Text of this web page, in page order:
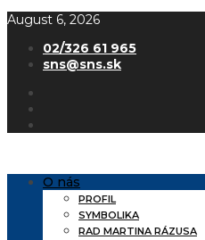
August 6, 2026
02/326 61 965
sns@sns.sk
O nás
PROFIL
SYMBOLIKA
RAD MARTINA RÁZUSA